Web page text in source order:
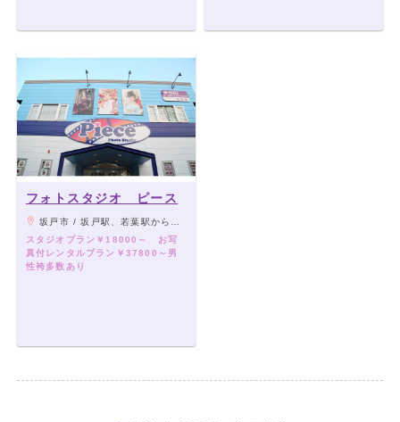
フォトスタジオ ピース
坂戸市 / 坂戸駅、若葉駅から徒歩15分、坂戸市役所裏手
スタジオプラン￥18000～ お写
真付レンタルプラン￥37800～男
性袴多数あり